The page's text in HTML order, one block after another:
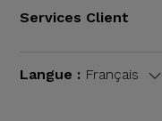
Services Client
Langue : Français